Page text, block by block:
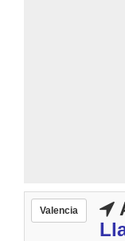
Valencia